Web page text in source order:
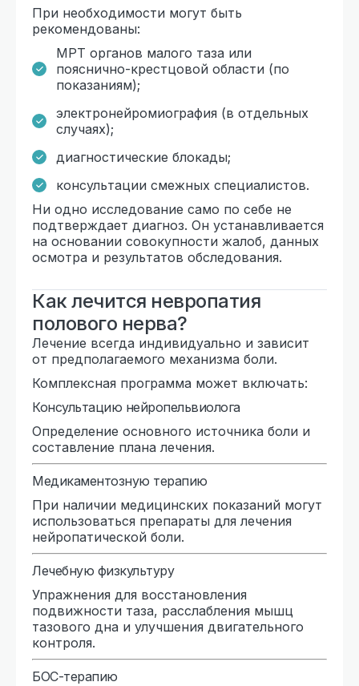
При необходимости могут быть
рекомендованы:
МРТ органов малого таза или
пояснично-крестцовой области (по
показаниям);
электронейромиография (в отдельных
случаях);
диагностические блокады;
консультации смежных специалистов.
Ни одно исследование само по себе не
подтверждает диагноз. Он устанавливается
на основании совокупности жалоб, данных
осмотра и результатов обследования.
Как лечится невропатия
полового нерва?
Лечение всегда индивидуально и зависит
от предполагаемого механизма боли.
Комплексная программа может включать:
Консультацию нейропельвиолога
Определение основного источника боли и
составление плана лечения.
Медикаментозную терапию
При наличии медицинских показаний могут
использоваться препараты для лечения
нейропатической боли.
Лечебную физкультуру
Упражнения для восстановления
подвижности таза, расслабления мышц
тазового дна и улучшения двигательного
контроля.
БОС-терапию